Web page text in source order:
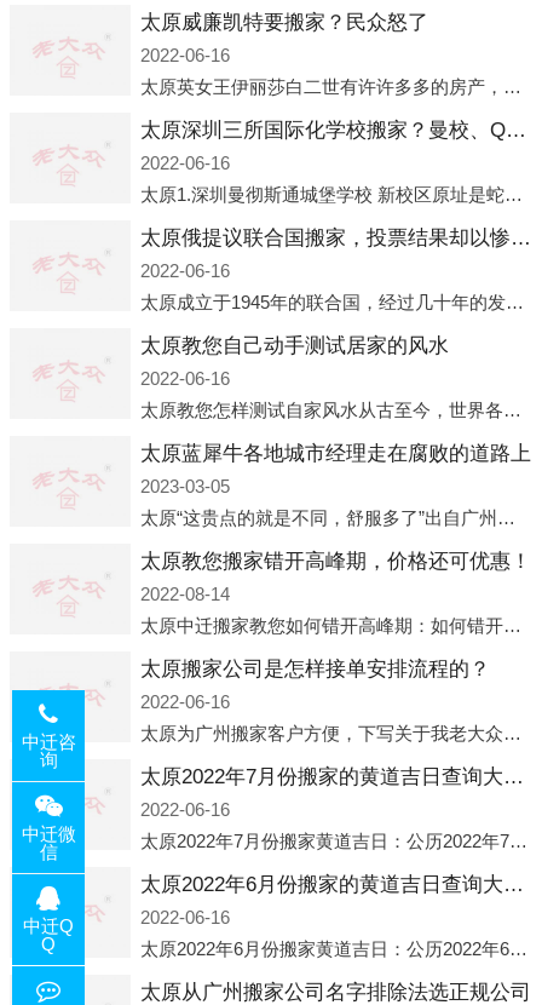
太原威廉凯特要搬家？民众怒了
2022-06-16
太原英女王伊丽莎白二世有许许多多的房产，遍布英国各地。而作为英女王的亲孙子、未来的英国国王，威廉王子自然也能享受到女王的房产。目前，威廉凯特以及三个孩子有两个经常居住的地点，一处是位于伦敦的肯辛顿宫，一处
太原深圳三所国际化学校搬家？曼校、QSI、南山中英文搬走了
2022-06-16
太原1.深圳曼彻斯通城堡学校 新校区原址是蛇口国际据悉，此次曼彻斯通城堡学校搬迁到蛇口新校区的开办与蛇口外籍人员子女学校（蛇口国际）有很大的关联。2021年，太子湾实验部就宣布在2022年正式并入蛇口外籍
太原俄提议联合国搬家，投票结果却以惨败收场
2022-06-16
太原成立于1945年的联合国，经过几十年的发展，如今拥有193个成员国。拥有如此众多会员国的联合国，可以说是世界上最具代表性的国际组织，也是世界上分量最重、有着较高话语权的国际组织。但以美国为首的西方国家
太原教您自己动手测试居家的风水
2022-06-16
太原教您怎样测试自家风水从古至今，世界各地的人们都在研究人在乾坤中的位置以及它们所形成的关系。通过探究季节转换、星象变化，并且在所观测到的自然规律的指导下，人们开始认识到居住在不同住宅中的人，其一生中的财
太原蓝犀牛各地城市经理走在腐败的道路上
2023-03-05
太原“这贵点的就是不同，舒服多了”出自广州运营邓经理的口中。2023年开年刚出来，三个司机（加盟蓝犀牛的个人队伍）便请广州经理去佛山娱乐场所大消费了一次，据知悉一晚消费达一万多，由三人平摊费用，燃鹅这样的
太原教您搬家错开高峰期，价格还可优惠！
2022-08-14
太原中迁搬家教您如何错开高峰期：如何错开高峰期搬家，中迁搬家做了一些电话数据统计和分析，发现市民中午2点左右访问网站的人是最多的，电话咨询是早上9点左右是最多的，预约搬家周六和周日是最多的，网上QQ微
太原搬家公司是怎样接单安排流程的？
2022-06-16
太原为广州搬家客户方便，下写关于我老大众搬家公司接单的流程，九条给搬家朋友参考，了解搬家公司工序，免去搬家时的没有准备好的工作，给您及时快速的搬好家。一．电话咨询：专人接待客户电话咨询，初步了解客户搬 家
太原2022年7月份搬家的黄道吉日查询大全一览表哪天适合搬家好日子
2022-06-16
太原2022年7月份搬家黄道吉日：公历2022年7月6日 农历六月初八 星期三 冲虎(甲寅)公历2022年7月12日 农历六月十四 星期二 冲猴(庚申)公历2022年7月13日 农历六月十五 星期三 冲鸡
太原2022年6月份搬家的黄道吉日查询大全一览表哪天适合搬家好日子
2022-06-16
太原2022年6月份搬家黄道吉日：公历2022年6月1日 农历五月初三 星期三 冲兔(己卯)公历2022年6月4日 农历五月初六 星期六 冲马(壬午)公历2022年6月8日 农历五月初十 星期三 冲狗(丙
太原从广州搬家公司名字排除法选正规公司
中迁咨
询
中迁微
信
中迁Q
Q